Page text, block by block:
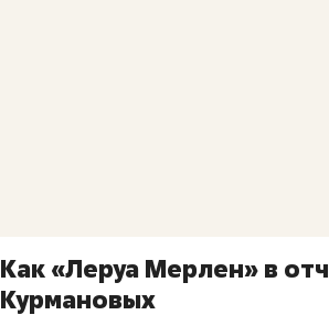
Как «Леруа Мерлен» в
Курмановых